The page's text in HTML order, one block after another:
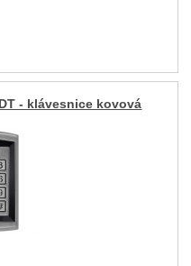
- klávesnice kovová